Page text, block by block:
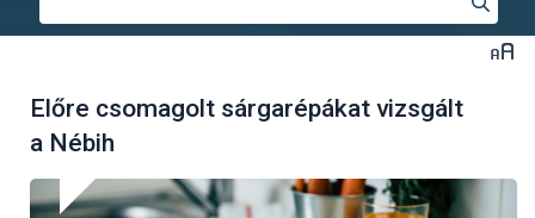
Előre csomagolt sárgarépákat vizsgált
a Nébih